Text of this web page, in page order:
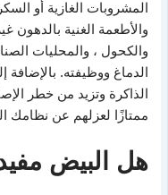
المشروبات الغازية أو
والأطعمة الغنية بالدهون
والكحول ، والمحليات
الدماغ ووظيفته.
الذاكرة وتزيد من خطر
ممتازًا لعزلهم عن نظامك
هل البيض